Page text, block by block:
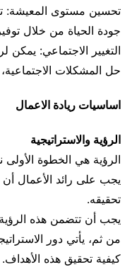
تحسين مستوى المعيشة:
جودة الحياة من خلال
التغيير الاجتماعي: يمكن
حل المشكلات
اساسيات ريادة الاعمال
الرؤية والاستراتيجية
الرؤية هي الخطوة الأولى
يجب على رائد الأعمال
تحقيقه.
يجب أن تتضمن هذه
من ثم، يأتي دور
كيفية تحقيق هذه الأهداف.